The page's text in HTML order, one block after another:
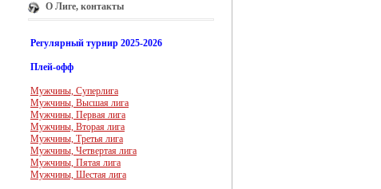
О Лиге, контакты
Регулярный турнир 2025-2026
Плей-офф
Мужчины, Суперлига
Мужчины, Высшая лига
Мужчины, Первая лига
Мужчины, Вторая лига
Мужчины, Третья лига
Мужчины, Четвертая лига
Мужчины, Пятая лига
Мужчины, Шестая лига